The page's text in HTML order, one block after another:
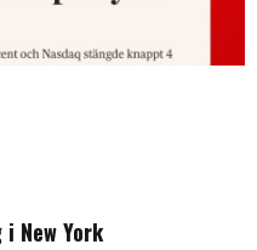
New York